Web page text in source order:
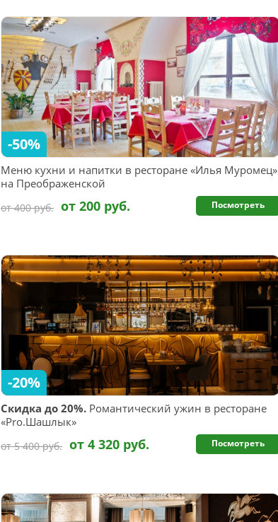
Меню кухни и напитки в ресторане «Илья Муромец»
на Преображенской
-50%
от 400 руб. от 200 руб. Посмотреть
Скидка до 20%. Романтический ужин в ресторане
«Pro.Шашлык»
-20%
от 5 400 руб. от 4 320 руб. Посмотреть